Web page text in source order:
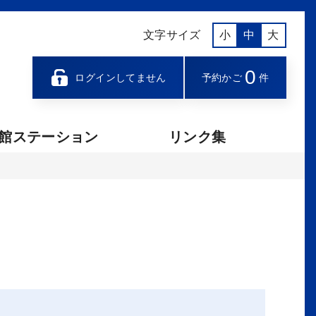
文字サイズ 小 中 大
ログインしてません 予約かご 0 件
ステーション
リンク集